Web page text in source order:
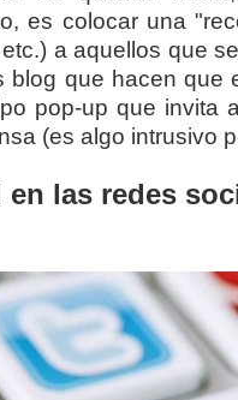
es colocar una
a aquellos que
blog que hacen que
pop-up que invita
(es algo intrusivo
las redes